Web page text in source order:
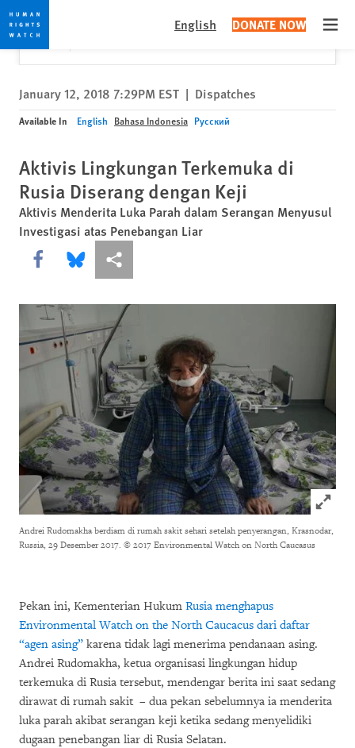
Skip
to
cookie
privacy
notice
Skip
to
main
content
English DONATE NOW
Would you like to read this page in English?
Yes
✕
January 12, 2018 7:29PM EST | Dispatches
Available In English Bahasa Indonesia Русский
Aktivis Lingkungan Terkemuka di
Rusia Diserang dengan Keji
Aktivis Menderita Luka Parah dalam Serangan Menyusul
Investigasi atas Penebangan Liar
Share this via Facebook
Share this via Bluesky
More sharing options
Click to
Andrei Rudomakha berdiam di rumah sakit sehari setelah penyerangan, Krasnodar,
Russia, 29 Desember 2017. © 2017 Environmental Watch on North Caucasus
Pekan ini, Kementerian Hukum Rusia menghapus
Environmental Watch on the North Caucacus dari daftar
“agen asing” karena tidak lagi menerima pendanaan asing.
Andrei Rudomakha, ketua organisasi lingkungan hidup
terkemuka di Rusia tersebut, mendengar berita ini saat sedang
dirawat di rumah sakit – dua pekan sebelumnya ia menderita
luka parah akibat serangan keji ketika sedang menyelidiki
dugaan penebangan liar di Rusia Selatan.